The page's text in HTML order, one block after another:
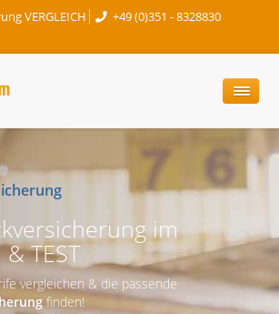
VERGLEICH
+49 (0)351 - 8328830
im
& TEST
vergleichen & die passende
finden!